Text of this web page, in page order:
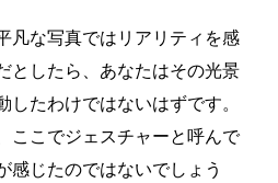
凡な写真ではリアリティを感
としたら、あなたはその光景
したわけではないはずです。
ここでジェスチャーと呼んで
感じたのではないでしょう